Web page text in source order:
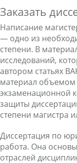
Заказать
Написание
— одно из
степени. В
исследований,
автором статьях
материал объемом
экзаменационной
защиты
степени магистра
Диссертация по
работа. Она
отраслей